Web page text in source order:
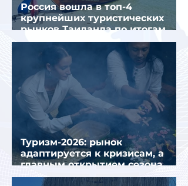
Россия вошла в топ-4
крупнейших туристических
рынков Таиланда по итогам
семи месяцев 2026 года
Туризм-2026: рынок
адаптируется к кризисам, а
главным открытием сезона
стал Вьетнам